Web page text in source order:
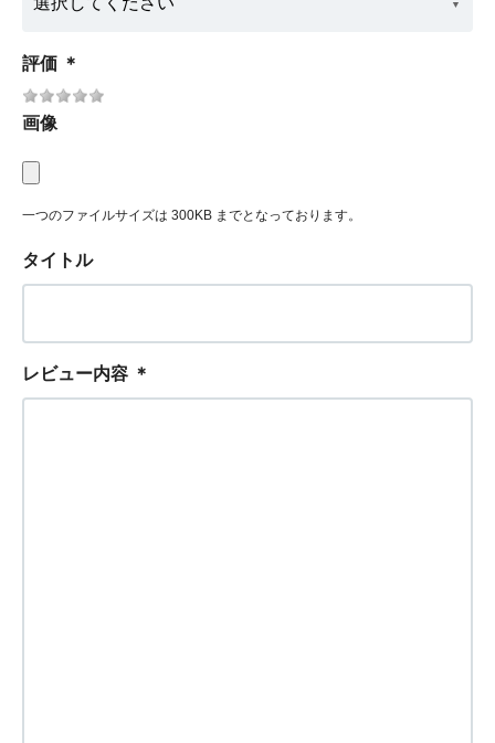
評価 ＊
画像
一つのファイルサイズは 300KB までとなっております。
タイトル
レビュー内容 ＊